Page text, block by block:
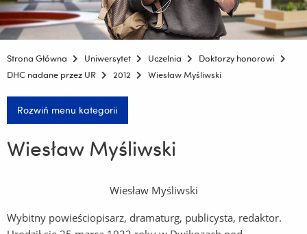
Strona Główna Uniwersytet Uczelnia
Doktorzy honorowi
DHC nadane przez UR
2012 Wiesław Myśliwski
Rozwiń menu kategorii
Wiesław Myśliwski
Wiesław Myśliwski
Wybitny powieściopisarz, dramaturg, publicysta, redaktor.